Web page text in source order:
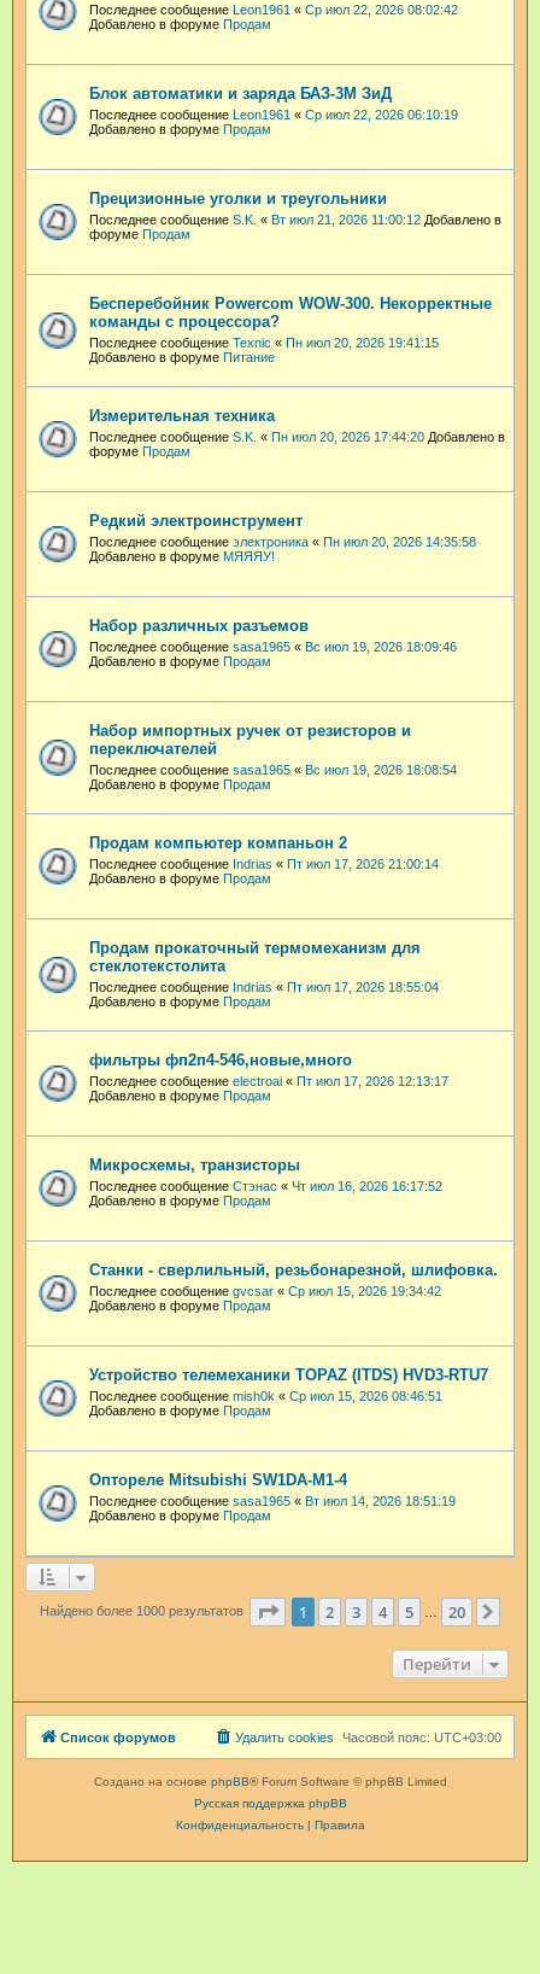
Последнее сообщение Leon1961 « Ср июл 22, 2026 08:02:42
Добавлено в форуме Продам
Блок автоматики и заряда БАЗ-3М ЗиД
Последнее сообщение Leon1961 « Ср июл 22, 2026 06:10:19
Добавлено в форуме Продам
Прецизионные уголки и треугольники
Последнее сообщение S.K. « Вт июл 21, 2026 11:00:12 Добавлено в
форуме Продам
Бесперебойник Powercom WOW-300. Некорректные
команды с процессора?
Последнее сообщение Техnic « Пн июл 20, 2026 19:41:15
Добавлено в форуме Питание
Измерительная техника
Последнее сообщение S.K. « Пн июл 20, 2026 17:44:20 Добавлено в
форуме Продам
Редкий электроинструмент
Последнее сообщение электроника « Пн июл 20, 2026 14:35:58
Добавлено в форуме МЯЯЯУ!
Набор различных разъемов
Последнее сообщение sasa1965 « Вс июл 19, 2026 18:09:46
Добавлено в форуме Продам
Набор импортных ручек от резисторов и
переключателей
Последнее сообщение sasa1965 « Вс июл 19, 2026 18:08:54
Добавлено в форуме Продам
Продам компьютер компаньон 2
Последнее сообщение Indrias « Пт июл 17, 2026 21:00:14
Добавлено в форуме Продам
Продам прокаточный термомеханизм для
стеклотекстолита
Последнее сообщение Indrias « Пт июл 17, 2026 18:55:04
Добавлено в форуме Продам
фильтры фп2п4-546,новые,много
Последнее сообщение electroai « Пт июл 17, 2026 12:13:17
Добавлено в форуме Продам
Микросхемы, транзисторы
Последнее сообщение Стэнас « Чт июл 16, 2026 16:17:52
Добавлено в форуме Продам
Станки - сверлильный, резьбонарезной, шлифовка.
Последнее сообщение gvcsar « Ср июл 15, 2026 19:34:42
Добавлено в форуме Продам
Устройство телемеханики TOPAZ (ITDS) HVD3-RTU7
Последнее сообщение mish0k « Ср июл 15, 2026 08:46:51
Добавлено в форуме Продам
Оптореле Mitsubishi SW1DA-M1-4
Последнее сообщение sasa1965 « Вт июл 14, 2026 18:51:19
Добавлено в форуме Продам
Найдено более 1000 результатов Страница из 20
1 2 3 4 5 20
Перейти
Список форумов Часовой пояс: UTC+03:00
Удалить cookies
Создано на основе phpBB® Forum Software © phpBB Limited
Русская поддержка phpBB
Конфиденциальность| Правила